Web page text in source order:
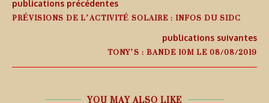
publications précédentes
PRÉVISIONS DE L’ACTIVITÉ SOLAIRE : INFOS DU SIDC
publications suivantes
TONY’S : BANDE 10M LE 08/08/2019